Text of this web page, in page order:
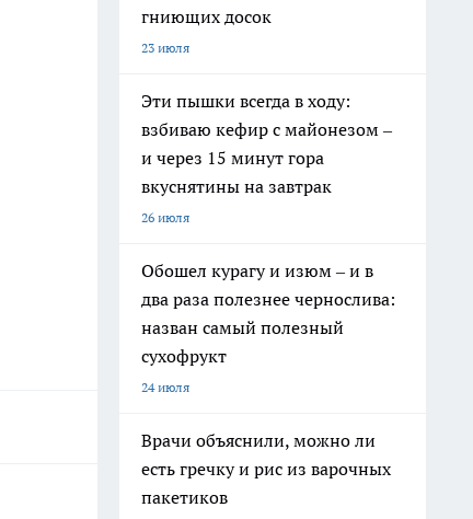
гниющих досок
23 июля
Эти пышки всегда в ходу:
взбиваю кефир с майонезом –
и через 15 минут гора
вкуснятины на завтрак
26 июля
Обошел курагу и изюм – и в
два раза полезнее чернослива:
назван самый полезный
сухофрукт
24 июля
Врачи объяснили, можно ли
есть гречку и рис из варочных
пакетиков